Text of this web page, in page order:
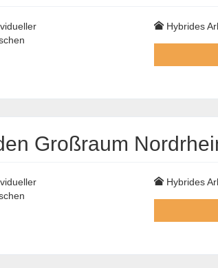
Hybrides
Großraum
Hybrides